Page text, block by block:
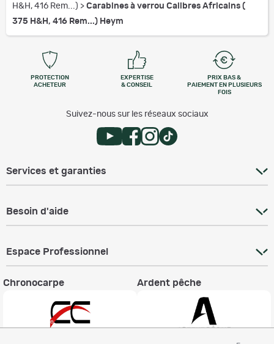
H&H, 416 Rem...) > Carabines à verrou Calibres Africains (
375 H&H, 416 Rem...) Heym
PROTECTION
ACHETEUR
EXPERTISE
& CONSEIL
PRIX BAS &
PAIEMENT EN PLUSIEURS
FOIS
Suivez-nous sur les réseaux sociaux
Services et garanties
Besoin d'aide
Espace Professionnel
Chronocarpe Ardent pêche